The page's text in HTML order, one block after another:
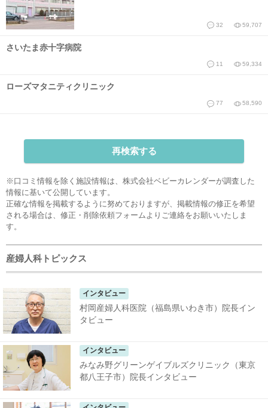
32 59,707
さいたま赤十字病院
11 59,334
ローズマタニティクリニック
77 58,590
再検索する
※口コミ情報を除く施設情報は、株式会社ベビーカレンダーが調査した
情報に基いて公開しています。
正確な情報を掲載するように努めておりますが、掲載情報の修正を希望
される場合は、 修正・削除依頼フォームよりご連絡をお願いいたしま
す。
産婦人科トピックス
インタビュー
村岡産婦人科医院（福島県いわき市）院長イン
タビュー
インタビュー
みなみ野グリーンゲイブルズクリニック（東京
都八王子市）院長インタビュー